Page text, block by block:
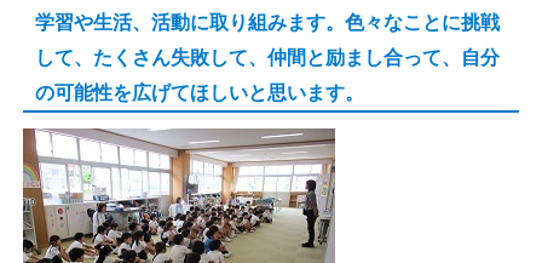
学習や生活、活動に取り組みます。色々なことに挑戦
して、たくさん失敗して、仲間と励まし合って、自分
の可能性を広げてほしいと思います。